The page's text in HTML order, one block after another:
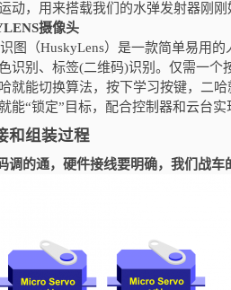
动，用来搭载我们的水弹发射器刚刚
摄像头
（HuskyLens）是一款简单易用的
识别、标签(二维码)识别。仅需一
就能切换算法，按下学习按键，二
能“锁定”目标，配合控制器和云台实
和组装过程
调的通，硬件接线要明确，我们战车